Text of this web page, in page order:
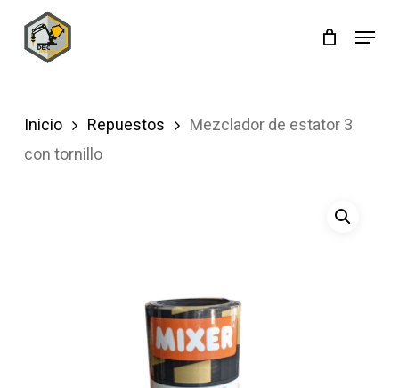
Menu
Inicio Repuestos
Mezclador de estator 3
con tornillo